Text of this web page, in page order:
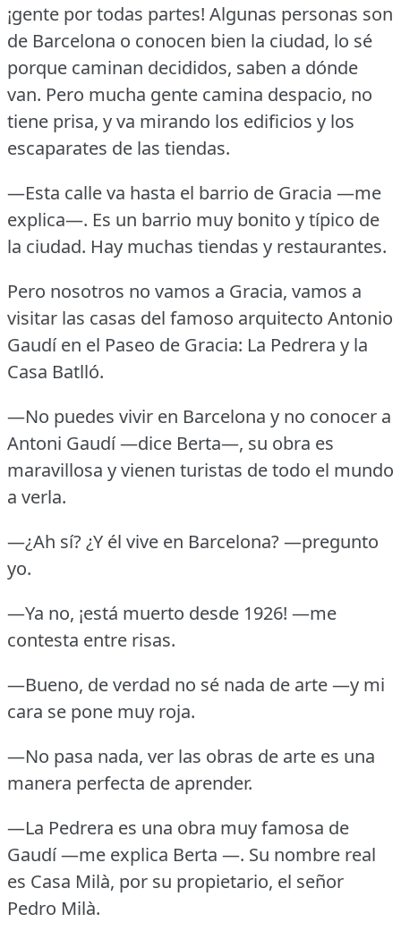
¡gente por todas partes! Algunas personas son
de Barcelona o conocen bien la ciudad, lo sé
porque caminan decididos, saben a dónde
van. Pero mucha gente camina despacio, no
tiene prisa, y va mirando los edificios y los
escaparates de las tiendas.
—Esta calle va hasta el barrio de Gracia —me
explica—. Es un barrio muy bonito y típico de
la ciudad. Hay muchas tiendas y restaurantes.
Pero nosotros no vamos a Gracia, vamos a
visitar las casas del famoso arquitecto Antonio
Gaudí en el Paseo de Gracia: La Pedrera y la
Casa Batlló.
—No puedes vivir en Barcelona y no conocer a
Antoni Gaudí —dice Berta—, su obra es
maravillosa y vienen turistas de todo el mundo
a verla.
—¿Ah sí?¿Y él vive en Barcelona?—pregunto
yo.
—Ya no, ¡está muerto desde 1926! —me
contesta entre risas.
—Bueno, de verdad no sé nada de arte —y mi
cara se pone muy roja.
—No pasa nada, ver las obras de arte es una
manera perfecta de aprender.
—La Pedrera es una obra muy famosa de
Gaudí —me explica Berta —. Su nombre real
es Casa Milà, por su propietario, el señor
Pedro Milà.